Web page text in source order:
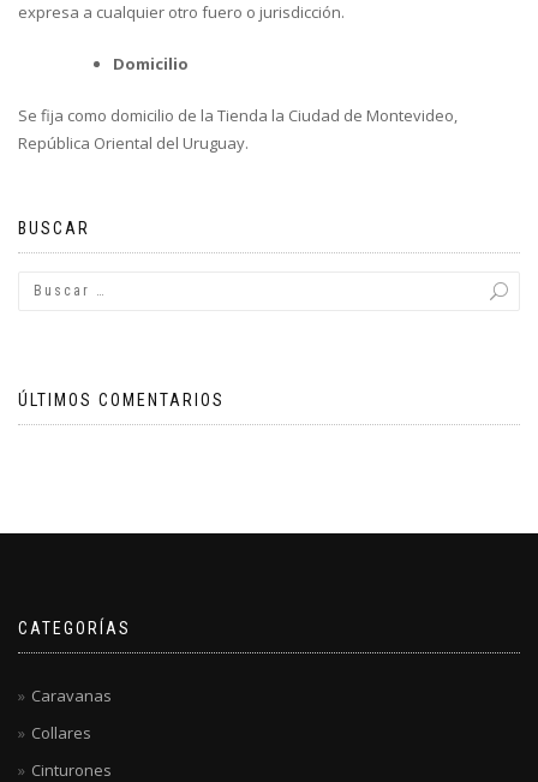
expresa a cualquier otro fuero o jurisdicción.
Domicilio
Se fija como domicilio de la Tienda la Ciudad de Montevideo,
República Oriental del Uruguay.
BUSCAR
ÚLTIMOS COMENTARIOS
CATEGORÍAS
Caravanas
Collares
Cinturones